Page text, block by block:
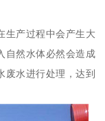
生产过程中会产生大
自然水体必然会造成
废水进行处理，达到